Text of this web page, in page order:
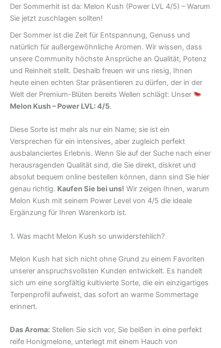
Der Sommerhit ist da: Melon Kush (Power LVL 4/5) – Warum
Sie jetzt zuschlagen sollten!
Der Sommer ist die Zeit für Entspannung, Genuss und
natürlich für außergewöhnliche Aromen. Wir wissen, dass
unsere Community höchste Ansprüche an Qualität, Potenz
und Reinheit stellt. Deshalb freuen wir uns riesig, Ihnen
heute einen echten Star präsentieren zu dürfen, der in der
Welt der Premium-Blüten bereits Wellen schlägt: Unser
Melon Kush – Power LVL: 4/5.
Diese Sorte ist mehr als nur ein Name; sie ist ein
Versprechen für ein intensives, aber zugleich perfekt
ausbalanciertes Erlebnis. Wenn Sie auf der Suche nach einer
herausragenden Qualität sind, die Sie direkt, diskret und
absolut bequem online bestellen können, dann sind Sie hier
genau richtig. Kaufen Sie bei uns! Wir zeigen Ihnen, warum
Melon Kush mit seinem Power Level von 4/5 die ideale
Ergänzung für Ihren Warenkorb ist.
1. Was macht Melon Kush so unwiderstehlich?
Melon Kush hat sich nicht ohne Grund zu einem Favoriten
unserer anspruchsvollsten Kunden entwickelt. Es handelt
sich um eine sorgfältig kultivierte Sorte, die ein einzigartiges
Terpenprofil aufweist, das sofort an warme Sommertage
erinnert.
Das Aroma: Stellen Sie sich vor, Sie beißen in eine perfekt
reife Honigmelone, unterlegt mit einem Hauch von